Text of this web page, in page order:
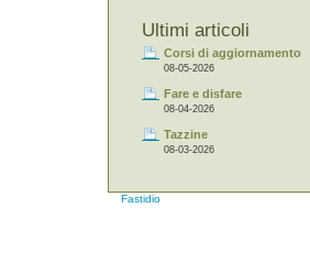
Ultimi articoli
Corsi di aggiornamento
08-05-2026
Fare e disfare
08-04-2026
Tazzine
08-03-2026
Fastidio